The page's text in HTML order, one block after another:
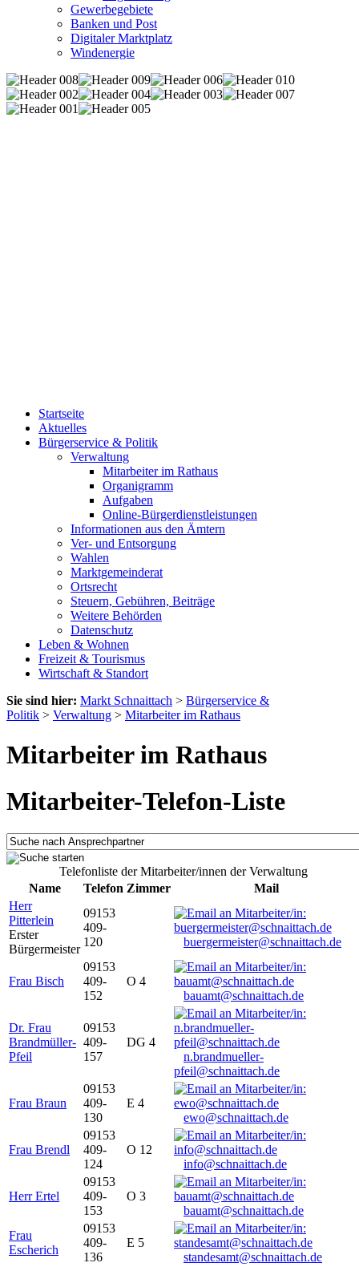
Gewerbegebiete
Banken und Post
Digitaler Marktplatz
Windenergie
Startseite
Aktuelles
Bürgerservice & Politik
Verwaltung
Mitarbeiter im Rathaus
Organigramm
Aufgaben
Online-Bürgerdienstleistungen
Informationen aus den Ämtern
Ver- und Entsorgung
Wahlen
Marktgemeinderat
Ortsrecht
Steuern, Gebühren, Beiträge
Weitere Behörden
Datenschutz
Leben & Wohnen
Freizeit & Tourismus
Wirtschaft & Standort
Sie sind hier: Markt Schnaittach > Bürgerservice &
Politik > Verwaltung > Mitarbeiter im Rathaus
Mitarbeiter im Rathaus
Mitarbeiter-Telefon-Liste
Telefonliste der Mitarbeiter/innen der Verwaltung
Name
Telefon Zimmer
Mail
Herr
Pitterlein
Erster
Bürgermeister
09153
409-
120
buergermeister@schnaittach.de
Frau Bisch
09153
409-
152
O 4
bauamt@schnaittach.de
Dr. Frau
Brandmüller-
Pfeil
09153
409-
157
DG 4
n.brandmueller-
pfeil@schnaittach.de
Frau Braun
09153
409-
130
E 4
ewo@schnaittach.de
Frau Brendl
09153
409-
124
O 12
info@schnaittach.de
Herr Ertel
09153
409-
153
O 3
bauamt@schnaittach.de
Frau
Escherich
09153
409-
136
E 5
standesamt@schnaittach.de